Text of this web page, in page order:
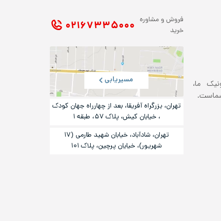
ما،
فروش و مشاوره
خرید
۰۲۱ ۶۷۳۳۵۰۰۰
مسیریابی
تهران، بزرگراه آفریقا، بعد از چهارراه جهان کودک
، خیابان کیش، پلاک ۵۷، طبقه ۱
تهران، شادآباد، خیابان شهید طارمی (۱۷
شهریور)، خیایان پرچین، پلاک ۱۰۱